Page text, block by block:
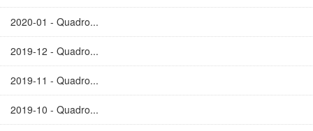
2020-01 - Quadro...
2019-12 - Quadro...
2019-11 - Quadro...
2019-10 - Quadro...